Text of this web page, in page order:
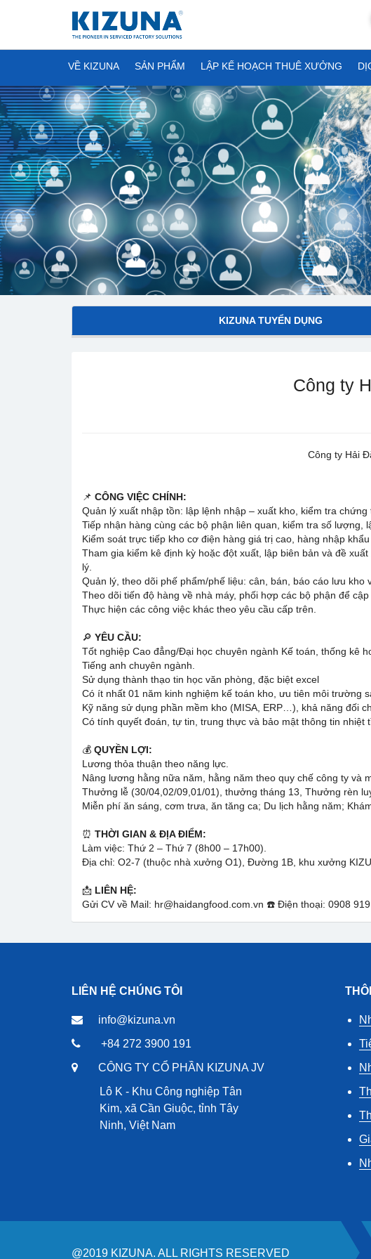
VỀ KIZUNA SẢN PHẨM LẬP KẾ HOẠCH THUÊ XƯỞNG
KIZUNA TUYỂN DỤNG
Công ty
Công ty Hải
📌 CÔNG VIỆC CHÍNH:
Quản lý xuất nhập tồn: lập lệnh nhập – xuất kho, kiểm tra
Tiếp nhận hàng cùng các bộ phận liên quan, kiểm tra số lượng,
Kiểm soát trực tiếp kho cơ điện hàng giá trị cao, hàng nhập
Tham gia kiểm kê định kỳ hoặc đột xuất, lập biên bản và đề
lý.
Quản lý, theo dõi phế phẩm/phế liệu: cân, bán, báo cáo lưu kho
Theo dõi tiến độ hàng về nhà máy, phối hợp các bộ phận để cập
Thực hiện các công việc khác theo yêu cầu cấp trên.
🔎 YÊU CẦU:
Tốt nghiệp Cao đẳng/Đại học chuyên ngành Kế toán, thống kê
Tiếng anh chuyên ngành.
Sử dụng thành thạo tin học văn phòng, đặc biệt excel
Có ít nhất 01 năm kinh nghiệm kế toán kho, ưu tiên môi trường
Kỹ năng sử dụng phần mềm kho (MISA, ERP…), khả năng đối
Có tính quyết đoán, tự tin, trung thực và bảo mật thông tin nhiệt
💰 QUYỀN LỢI:
Lương thỏa thuận theo năng lực.
Nâng lương hằng nữa năm, hằng năm theo quy chế công ty và
Thưởng lễ (30/04,02/09,01/01), thưởng tháng 13, Thưởng rèn
Miễn phí ăn sáng, cơm trưa, ăn tăng ca; Du lịch hằng năm;
⏰ THỜI GIAN & ĐỊA ĐIỂM:
Làm việc: Thứ 2 – Thứ 7 (8h00 – 17h00).
Địa chỉ: O2-7 (thuộc nhà xưởng O1), Đường 1B, khu xưởng
📩 LIÊN HỆ:
Gửi CV về Mail: hr@haidangfood.com.vn ☎️ Điện thoại: 0908 919
LIÊN HỆ CHÚNG TÔI
info@kizuna.vn
+84 272 3900 191
CÔNG TY CỔ PHẦN KIZUNA JV
Lô K - Khu Công nghiệp Tân
Kim, xã Cần Giuộc, tỉnh Tây
Ninh, Việt Nam
@2019 KIZUNA. ALL RIGHTS RESERVED